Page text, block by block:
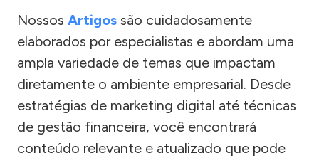
Nossos Artigos são cuidadosamente
elaborados por especialistas e abordam uma
ampla variedade de temas que impactam
diretamente o ambiente empresarial. Desde
estratégias de marketing digital até técnicas
de gestão financeira, você encontrará
conteúdo relevante e atualizado que pode